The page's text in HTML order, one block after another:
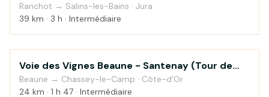
Ranchot → Salins-les-Bains · Jura
39 km · 3 h · Intermédiaire
Campagne
Voie des Vignes Beaune - Santenay (Tour de
Bourgogne à vélo)
Beaune → Chassey-le-Camp · Côte-d'Or
24 km · 1 h 47 · Intermédiaire